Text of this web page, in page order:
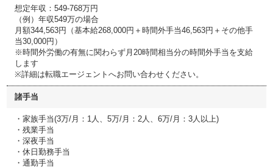
想定年収：549-768万円
（例）年収549万の場合
月額344,563円（基本給268,000円＋時間外手当46,563円＋その他手
当30,000円）
※時間外労働の有無に関わらず月20時間相当分の時間外手当を支給
します
※詳細は転職エージェントへお問い合わせください。
諸手当
・家族手当(3万/月：1人、5万/月：2人、6万/月：3人以上)
・残業手当
・深夜手当
・休日勤務手当
・通勤手当